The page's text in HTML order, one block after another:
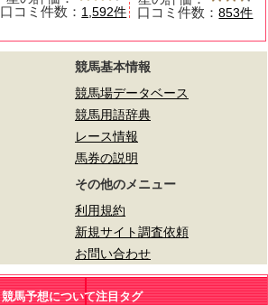
口コミ件数： 1,592件
口コミ件数：853件
競馬基本情報
競馬場データベース
競馬用語辞典
レース情報
馬券の説明
その他のメニュー
利用規約
新規サイト調査依頼
お問い合わせ
競馬予想について注目タグ